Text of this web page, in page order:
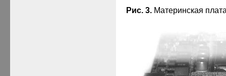
Рис. 3.Материнская